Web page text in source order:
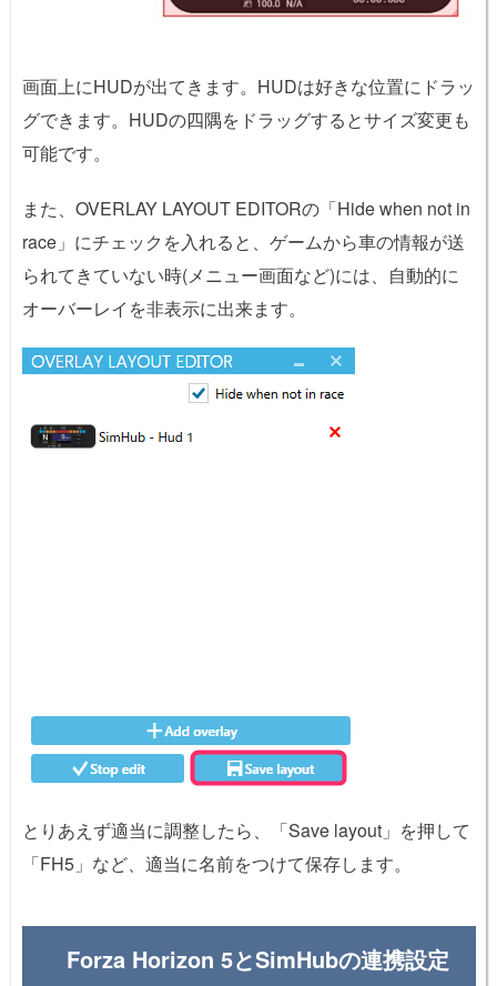
画面上にHUDが出てきます。HUDは好きな位置にドラッ
グできます。HUDの四隅をドラッグするとサイズ変更も
可能です。
また、OVERLAY LAYOUT EDITORの「Hide when not in
race」にチェックを入れると、ゲームから車の情報が送
られてきていない時(メニュー画面など)には、自動的に
オーバーレイを非表示に出来ます。
とりあえず適当に調整したら、「Save layout」を押して
「FH5」など、適当に名前をつけて保存します。
Forza Horizon 5とSimHubの連携設定